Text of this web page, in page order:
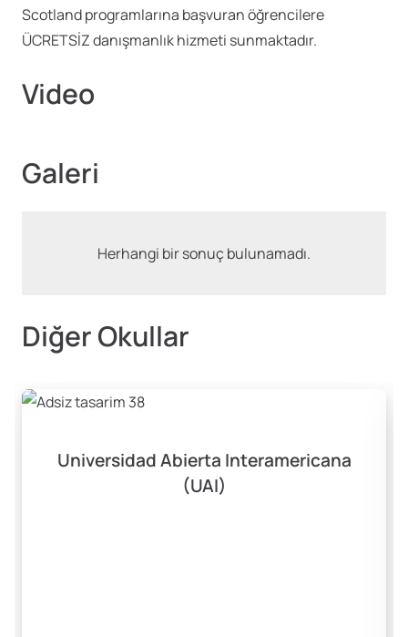
Scotland programlarına başvuran öğrencilere
ÜCRETSİZ danışmanlık hizmeti sunmaktadır.
Video
Galeri
Herhangi bir sonuç bulunamadı.
Diğer Okullar
Universidad Abierta Interamericana
(UAI)